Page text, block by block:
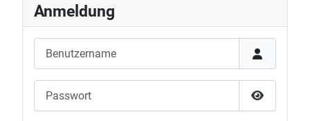
Anmeldung
Passwort